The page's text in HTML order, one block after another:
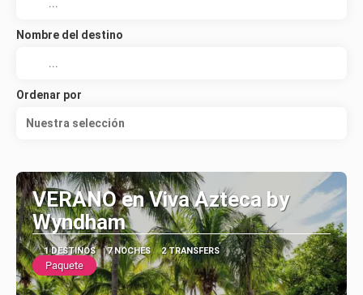
Nombre del destino
Ordenar por
Nuestra selección
VERANO en Viva Azteca by
Wyndham
1 DESTINOS 7 NOCHES 2 TRANSFERS
Paquete